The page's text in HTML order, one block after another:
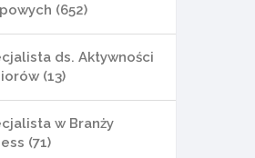
(652)
ds. Aktywności
(13)
w Branży
(71)